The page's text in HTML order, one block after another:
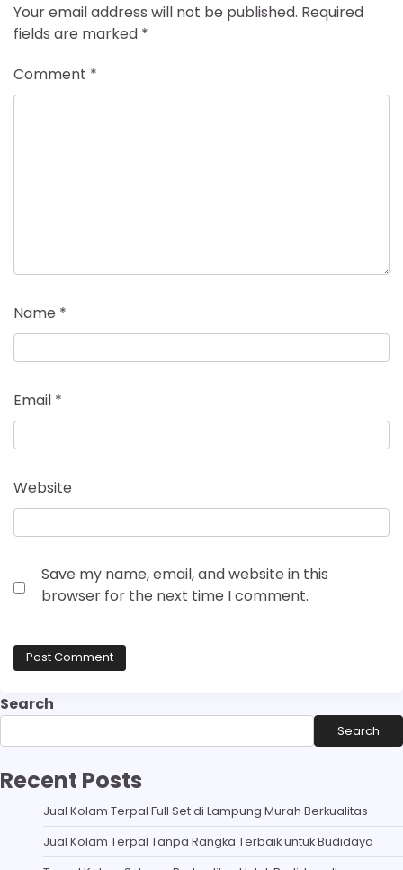
Your email address will not be published. Required
fields are marked *
Comment *
Name *
Email *
Website
Save my name, email, and website in this
browser for the next time I comment.
Search
Search
Recent Posts
Jual Kolam Terpal Full Set di Lampung Murah Berkualitas
Jual Kolam Terpal Tanpa Rangka Terbaik untuk Budidaya